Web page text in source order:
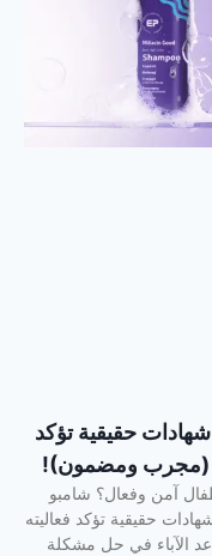
شامبو لتساقط الشعر للأطفال : 4 شهادات حقيقية تؤكد
(مجرب ومضمون)!
آمن وفعال؟ شامبو
جود هو الخيار الموثوق! شاهدي 4 شهادات حقيقية تؤكد فعاليته
الآباء في حل مشكلة